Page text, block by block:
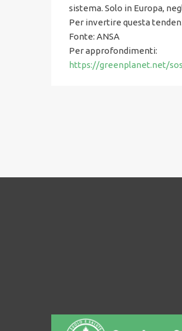
sistema. Solo in Europa,
Per invertire questa
Fonte: ANSA
Per approfondimenti:
https://greenplanet.net/